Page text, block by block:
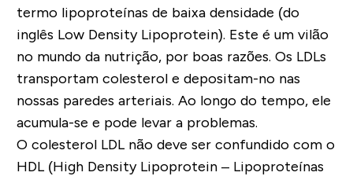
termo lipoproteínas de baixa densidade (do
inglês Low Density Lipoprotein). Este é um vilão
no mundo da nutrição, por boas razões. Os LDLs
transportam colesterol e depositam-no nas
nossas paredes arteriais. Ao longo do tempo, ele
acumula-se e pode levar a problemas.
O colesterol LDL não deve ser confundido com o
HDL (High Density Lipoprotein – Lipoproteínas